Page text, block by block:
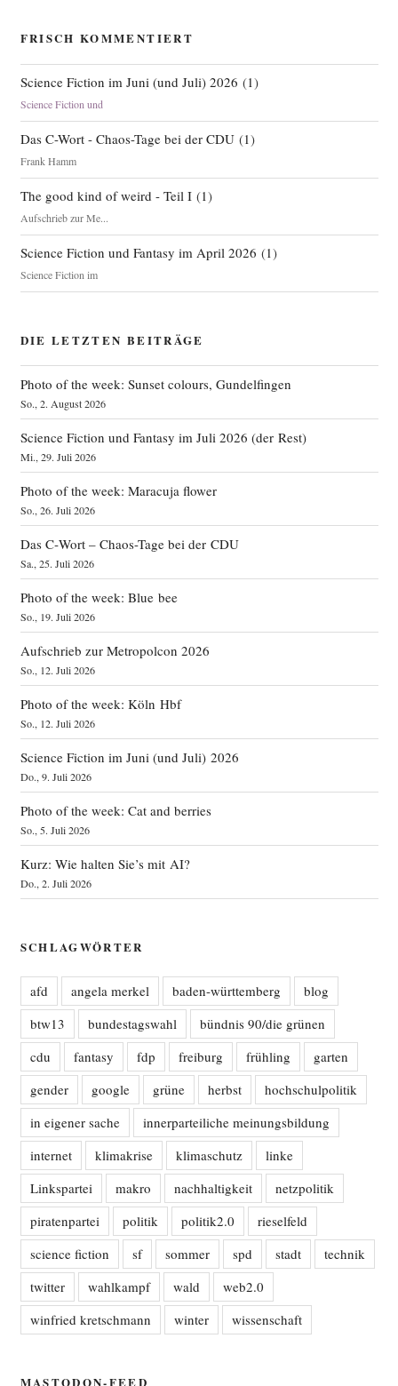
FRISCH KOMMENTIERT
Science Fiction im Juni (und Juli) 2026 (1)
Science Fiction und
Das C-Wort - Chaos-Tage bei der CDU(1)
Frank Hamm
The good kind of weird - Teil I(1)
Aufschrieb zur Me...
Science Fiction und Fantasy im April 2026 (1)
Science Fiction im
DIE LETZTEN BEITRÄGE
Photo of the week: Sunset colours, Gundelfingen
So., 2. August 2026
Science Fiction und Fantasy im Juli 2026 (der Rest)
Mi., 29. Juli 2026
Photo of the week: Maracuja flower
So., 26. Juli 2026
Das C‑Wort – Chaos-Tage bei der CDU
Sa., 25. Juli 2026
Photo of the week: Blue bee
So., 19. Juli 2026
Aufschrieb zur Metropolcon 2026
So., 12. Juli 2026
Photo of the week: Köln Hbf
So., 12. Juli 2026
Science Fiction im Juni (und Juli) 2026
Do., 9. Juli 2026
Photo of the week: Cat and berries
So., 5. Juli 2026
Kurz: Wie halten Sie’s mit AI?
Do., 2. Juli 2026
SCHLAGWÖRTER
afd angela merkel baden-württemberg
blog
btw13
bundestagswahl
bündnis 90/die grünen
cdu
fantasy fdp freiburg frühling
garten
gender
google grüne herbst
hochschulpolitik
in eigener sache
innerparteiliche meinungsbildung
internet
klimakrise klimaschutz
linke
Linkspartei
makro nachhaltigkeit
netzpolitik
piratenpartei
politik politik2.0
rieselfeld
science fiction
sf sommer spd stadt
technik
twitter
wahlkampf wald
web2.0
winfried kretschmann
winter wissenschaft
MASTODON-FEED